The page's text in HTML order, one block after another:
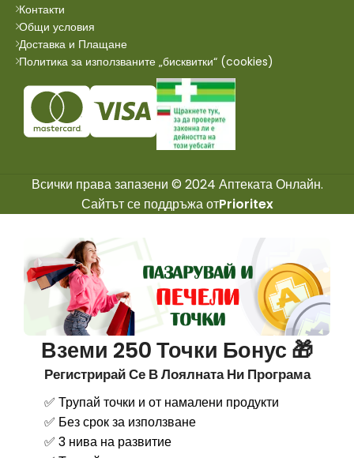
Контакти
Общи условия
Доставка и Плащане
Политика за използваните „бисквитки“ (cookies)
Всички права запазени © 2024 Аптеката Онлайн.
Сайтът се поддръжа отPrioritex
Вземи 250 Точки Бонус 🎁
Регистрирай Се В Лоялната Ни Програма
✅ Трупай точки и от намалени продукти
✅ Без срок за използване
✅ 3 нива на развитие